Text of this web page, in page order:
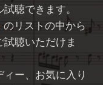
聴できます。
のリストの中から
聴いただけま
ー、お気に入り